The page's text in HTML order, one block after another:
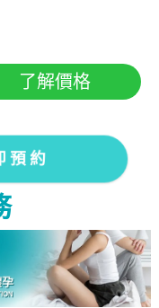
了解價格
預約